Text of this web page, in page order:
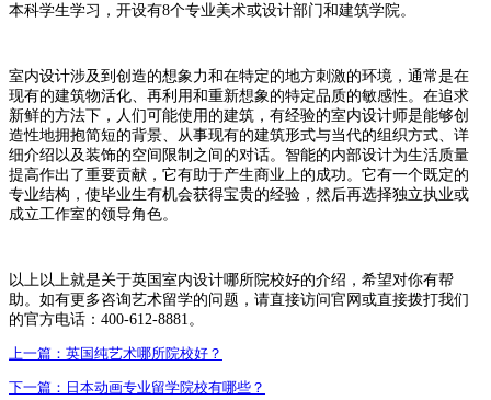
本科学生学习，开设有8个专业美术或设计部门和建筑学院。
室内设计涉及到创造的想象力和在特定的地方刺激的环境，通常是在
现有的建筑物活化、再利用和重新想象的特定品质的敏感性。在追求
新鲜的方法下，人们可能使用的建筑，有经验的室内设计师是能够创
造性地拥抱简短的背景、从事现有的建筑形式与当代的组织方式、详
细介绍以及装饰的空间限制之间的对话。智能的内部设计为生活质量
提高作出了重要贡献，它有助于产生商业上的成功。它有一个既定的
专业结构，使毕业生有机会获得宝贵的经验，然后再选择独立执业或
成立工作室的领导角色。
以上以上就是关于英国室内设计哪所院校好的介绍，希望对你有帮
助。如有更多咨询艺术留学的问题，请直接访问官网或直接拨打我们
的官方电话：400-612-8881。
上一篇： 英国纯艺术哪所院校好？
下一篇： 日本动画专业留学院校有哪些？